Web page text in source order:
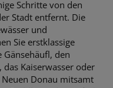
Schritte von den
Stadt entfernt. Die
und
Sie erstklassige
den
Kaiserwasser oder
Donau mitsamt